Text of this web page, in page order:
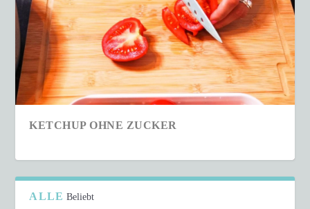
KETCHUP OHNE ZUCKER
ALLE Beliebt